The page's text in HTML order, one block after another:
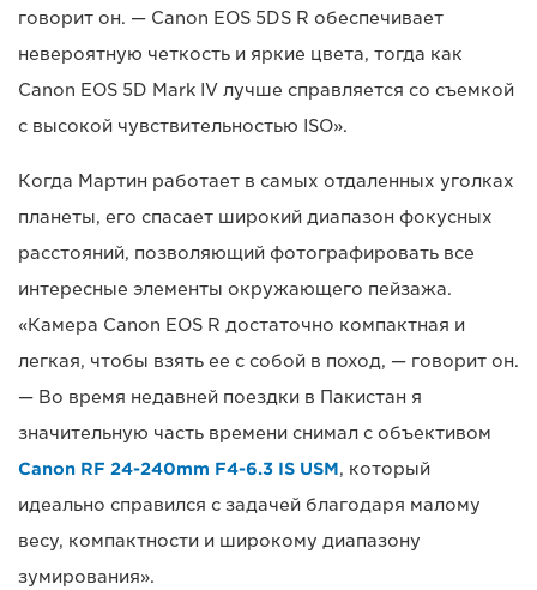
говорит он. — Canon EOS 5DS R обеспечивает
невероятную четкость и яркие цвета, тогда как
Canon EOS 5D Mark IV лучше справляется со съемкой
с высокой чувствительностью ISO».
Когда Мартин работает в самых отдаленных уголках
планеты, его спасает широкий диапазон фокусных
расстояний, позволяющий фотографировать все
интересные элементы окружающего пейзажа.
«Камера Canon EOS R достаточно компактная и
легкая, чтобы взять ее с собой в поход, — говорит он.
— Во время недавней поездки в Пакистан я
значительную часть времени снимал с объективом
Canon RF 24-240mm F4-6.3 IS USM, который
идеально справился с задачей благодаря малому
весу, компактности и широкому диапазону
зумирования».